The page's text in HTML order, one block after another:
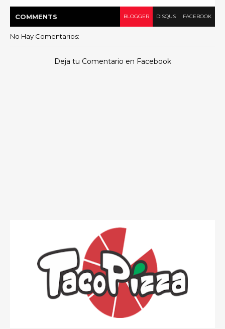
COMMENTS BLOGGER DISQUS FACEBOOK
No Hay Comentarios:
Deja tu Comentario en Facebook